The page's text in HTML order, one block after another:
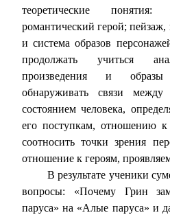
теоретические понятия:
романтический герой;
и система образов
продолжать учиться
произведения и
обнаруживать связи
состоянием человека,
его поступкам, отношению
соотносить точки зрения
отношение к героям,
В результате ученики
вопросы: «Почему Грин
паруса» на «Алые паруса» и